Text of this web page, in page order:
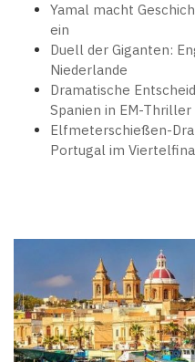
Yamal macht
ein
Duell der Giganten:
Niederlande
Dramatische
Spanien in EM-Thriller
Elfmeterschießen-
Portugal im